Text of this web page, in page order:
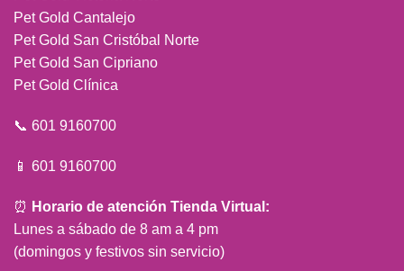
Pet Gold Cantalejo
Pet Gold San Cristóbal Norte
Pet Gold San Cipriano
Pet Gold Clínica
📞 601 9160700
📱 601 9160700
⏰ Horario de atención Tienda Virtual:
Lunes a sábado de 8 am a 4 pm
(domingos y festivos sin servicio)